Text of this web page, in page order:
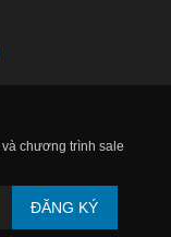
chương trình sale
ĐĂNG KÝ